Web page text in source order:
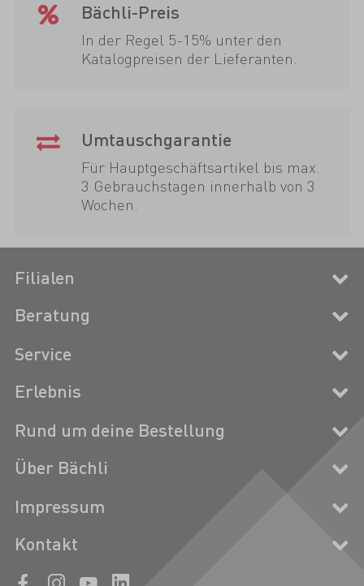
Bächli-Preis
In der Regel 5-15% unter den
Katalogpreisen der Lieferanten.
Umtauschgarantie
Für Hauptgeschäftsartikel bis max.
3 Gebrauchstagen innerhalb von 3
Wochen.
Filialen
Beratung
Service
Erlebnis
Rund um deine Bestellung
Über Bächli
Impressum
Kontakt